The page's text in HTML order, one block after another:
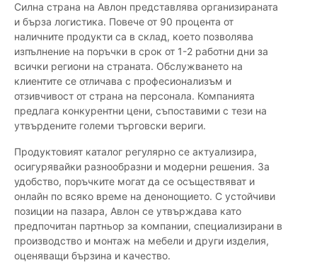
Силна страна на Авлон представлява организираната
и бърза логистика. Повече от 90 процента от
наличните продукти са в склад, което позволява
изпълнение на поръчки в срок от 1-2 работни дни за
всички региони на страната. Обслужването на
клиентите се отличава с професионализъм и
отзивчивост от страна на персонала. Компанията
предлага конкурентни цени, съпоставими с тези на
утвърдените големи търговски вериги.
Продуктовият каталог регулярно се актуализира,
осигурявайки разнообразни и модерни решения. За
удобство, поръчките могат да се осъществяват и
онлайн по всяко време на денонощието. С устойчиви
позиции на пазара, Авлон се утвърждава като
предпочитан партньор за компании, специализирани в
производство и монтаж на мебели и други изделия,
оценяващи бързина и качество.